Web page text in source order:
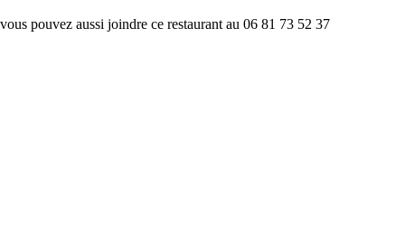
vous pouvez aussi joindre ce restaurant au 06 81 73 52 37